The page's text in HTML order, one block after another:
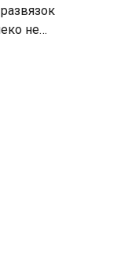
не
и
при этом
или
Казахтелеком